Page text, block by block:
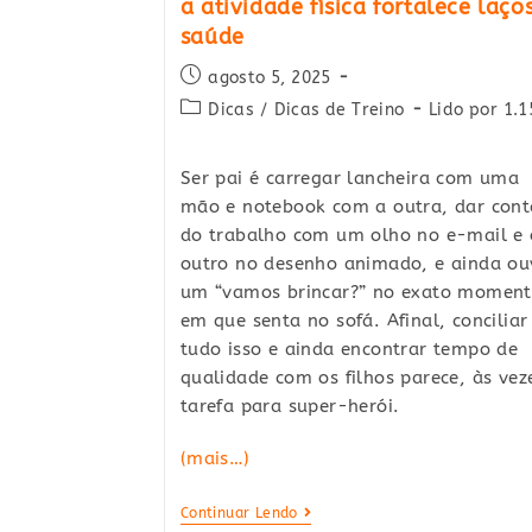
a atividade física fortalece
saúde
Post
published:
agosto 5, 2025
PostDicas / Dicas de Treino Lido por
Ser pai é carregar lancheira com uma
mão e notebook com a outra, dar
do trabalho com um olho no e-mail e
outro no desenho animado, e ainda
um “vamos brincar?” no exato
em que senta no sofá. Afinal, conciliar
tudo isso e ainda encontrar tempo de
qualidade com os filhos parece, às
tarefa para super-herói.
(mais…)
Continuar LendoPais